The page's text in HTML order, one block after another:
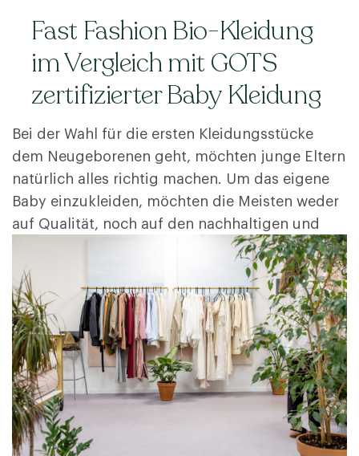
Fast Fashion Bio-Kleidung
im Vergleich mit GOTS
zertifizierter Baby Kleidung
Bei der Wahl für die ersten Kleidungsstücke
dem Neugeborenen geht, möchten junge Eltern
natürlich alles richtig machen. Um das eigene
Baby einzukleiden, möchten die Meisten weder
auf Qualität, noch auf den nachhaltigen und
fairen Aspekt der Kleidung verzichten und
greifen deshalb gerne auf Bio-Babykleidung
zurück. Leider sind die Anforderungen an „Bio“-
gelabelte Produkte im Textilbereich nicht …
More